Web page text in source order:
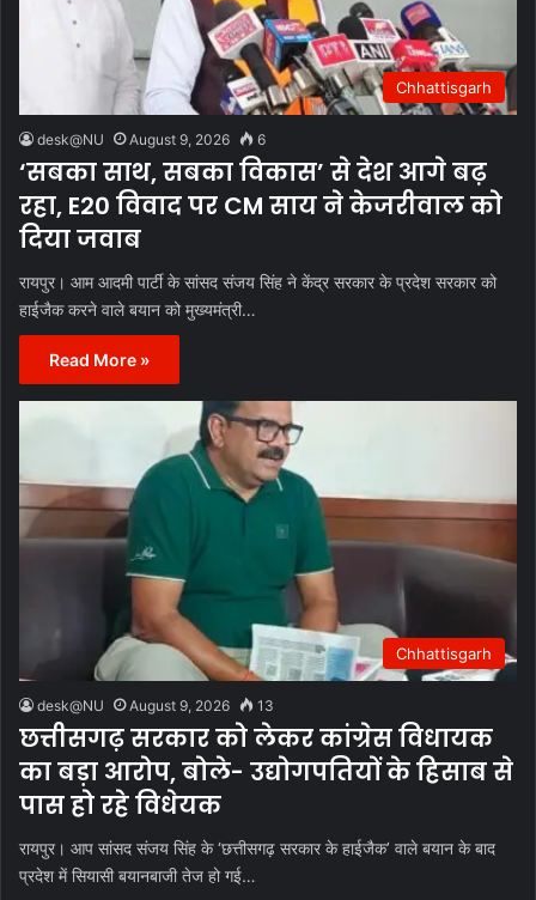
Chhattisgarh
desk@NU August 9, 2026 6
‘सबका साथ, सबका विकास’ से देश आगे बढ़
रहा, E20 विवाद पर CM साय ने केजरीवाल को
दिया जवाब
रायपुर। आम आदमी पार्टी के सांसद संजय सिंह ने केंद्र सरकार के प्रदेश सरकार को
हाईजैक करने वाले बयान को मुख्यमंत्री…
Read More »
Chhattisgarh
desk@NU August 9, 2026 13
छत्तीसगढ़ सरकार को लेकर कांग्रेस विधायक
का बड़ा आरोप, बोले- उद्योगपतियों के हिसाब से
पास हो रहे विधेयक
रायपुर। आप सांसद संजय सिंह के ‘छत्तीसगढ़ सरकार के हाईजैक’ वाले बयान के बाद
प्रदेश में सियासी बयानबाजी तेज हो गई…